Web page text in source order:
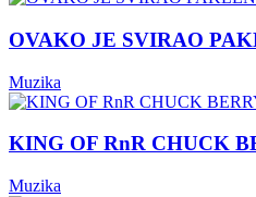
OVAKO JE SVIRAO
Muzika
KING OF RnR CHUCK
Muzika